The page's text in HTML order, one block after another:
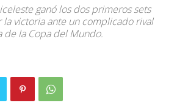
ganó los dos primeros sets
victoria ante un complicado rival
de la Copa del Mundo.